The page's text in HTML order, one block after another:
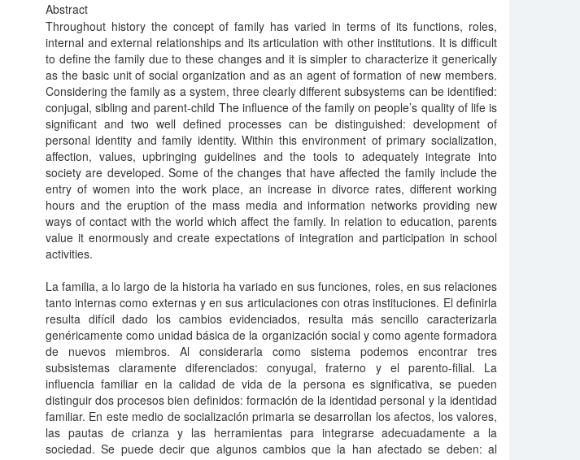
Abstract
Throughout history the concept of family has varied in terms of its functions, roles,
internal and external relationships and its articulation with other institutions. It is difficult
to define the family due to these changes and it is simpler to characterize it generically
as the basic unit of social organization and as an agent of formation of new members.
Considering the family as a system, three clearly different subsystems can be identified:
conjugal, sibling and parent-child The influence of the family on people’s quality of life is
significant and two well defined processes can be distinguished: development of
personal identity and family identity. Within this environment of primary socialization,
affection, values, upbringing guidelines and the tools to adequately integrate into
society are developed. Some of the changes that have affected the family include the
entry of women into the work place, an increase in divorce rates, different working
hours and the eruption of the mass media and information networks providing new
ways of contact with the world which affect the family. In relation to education, parents
value it enormously and create expectations of integration and participation in school
activities.
La familia, a lo largo de la historia ha variado en sus funciones, roles, en sus relaciones
tanto internas como externas y en sus articulaciones con otras instituciones. El definirla
resulta difícil dado los cambios evidenciados, resulta más sencillo caracterizarla
genéricamente como unidad básica de la organización social y como agente formadora
de nuevos miembros. Al considerarla como sistema podemos encontrar tres
subsistemas claramente diferenciados: conyugal, fraterno y el parento-filial. La
influencia familiar en la calidad de vida de la persona es significativa, se pueden
distinguir dos procesos bien definidos: formación de la identidad personal y la identidad
familiar. En este medio de socialización primaria se desarrollan los afectos, los valores,
las pautas de crianza y las herramientas para integrarse adecuadamente a la
sociedad. Se puede decir que algunos cambios que la han afectado se deben: al